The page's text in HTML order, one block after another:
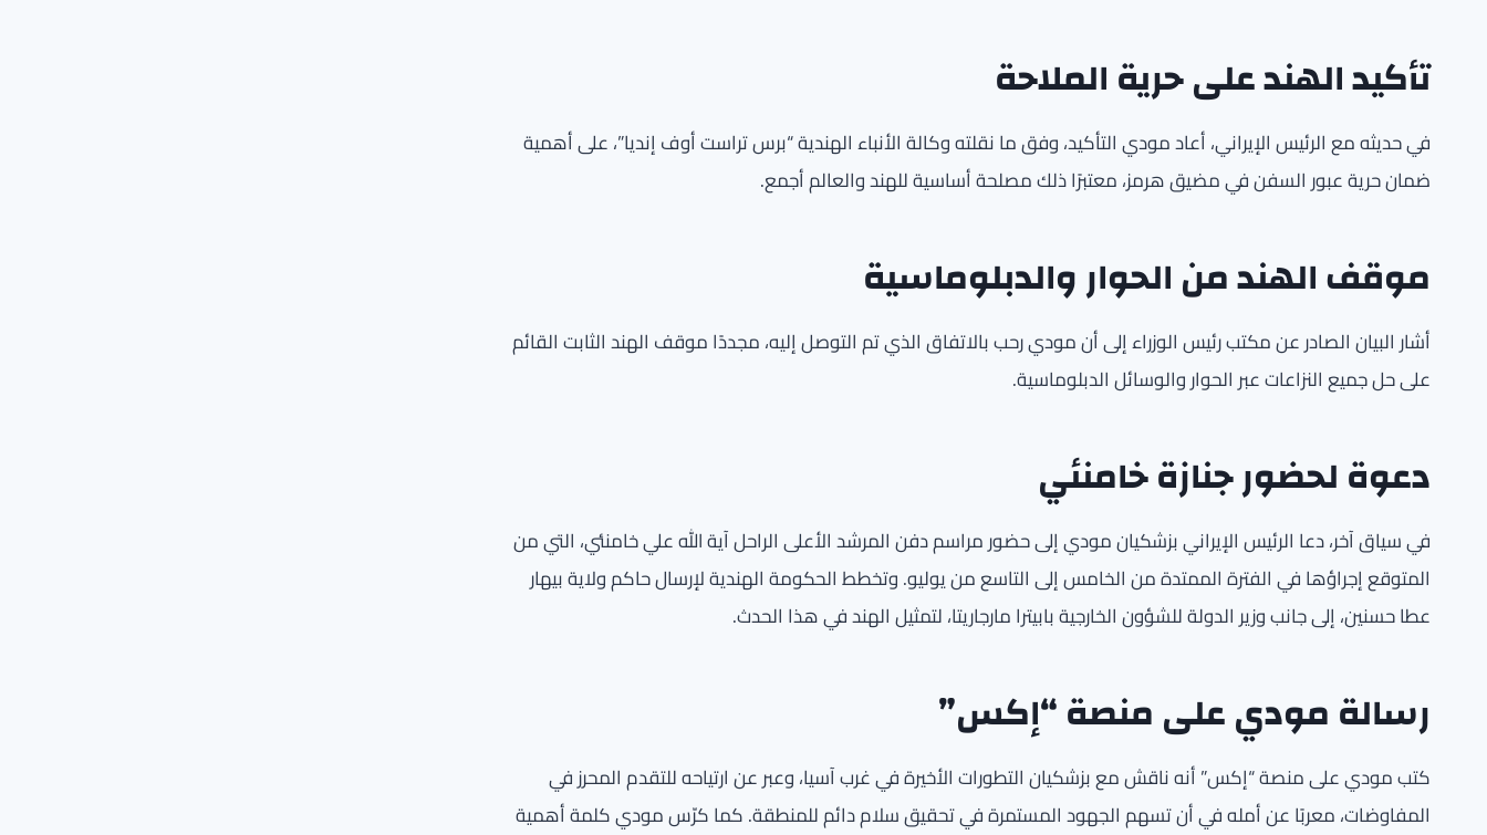
تأكيد الهند على حرية الملاحة
في حديثه مع الرئيس الإيراني، أعاد مودي التأكيد، وفق ما نقلته وكالة الأنباء الهندية “برس تراست أوف إنديا”، على أهمية
ضمان حرية عبور السفن في مضيق هرمز، معتبرًا ذلك مصلحة أساسية للهند والعالم أجمع.
موقف الهند من الحوار والدبلوماسية
أشار البيان الصادر عن مكتب رئيس الوزراء إلى أن مودي رحب بالاتفاق الذي تم التوصل إليه، مجددًا موقف الهند الثابت القائم
على حل جميع النزاعات عبر الحوار والوسائل الدبلوماسية.
دعوة لحضور جنازة خامنئي
في سياق آخر، دعا الرئيس الإيراني بزشكيان مودي إلى حضور مراسم دفن المرشد الأعلى الراحل آية الله علي خامنئي، التي من
المتوقع إجراؤها في الفترة الممتدة من الخامس إلى التاسع من يوليو. وتخطط الحكومة الهندية لإرسال حاكم ولاية بيهار
عطا حسنين، إلى جانب وزير الدولة للشؤون الخارجية بابيترا مارجاريتا، لتمثيل الهند في هذا الحدث.
رسالة مودي على منصة “إكس”
كتب مودي على منصة “إكس” أنه ناقش مع بزشكيان التطورات الأخيرة في غرب آسيا، وعبر عن ارتياحه للتقدم المحرز في
المفاوضات، معربًا عن أمله في أن تسهم الجهود المستمرة في تحقيق سلام دائم للمنطقة. كما كرّس مودي كلمة أهمية